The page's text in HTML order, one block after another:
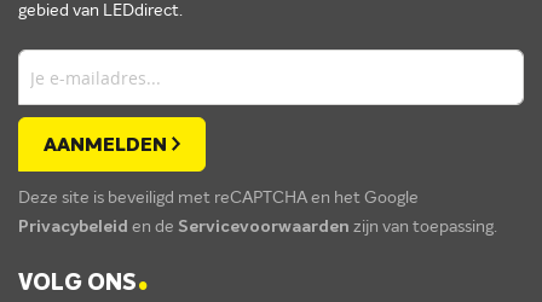
gebied van LEDdirect.
AANMELDEN
Deze site is beveiligd met reCAPTCHA en het Google
Privacybeleid en de Servicevoorwaarden zijn van toepassing.
VOLG ONS.